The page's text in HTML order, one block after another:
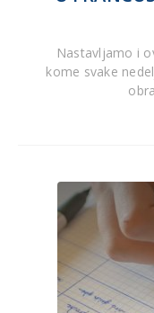
Nastavljamo i
kome svake